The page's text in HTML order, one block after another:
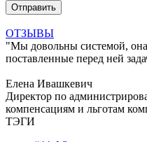
ОТЗЫВЫ
"Мы довольны системой, она
поставленные перед ней
Елена Ивашкевич
Директор по
компенсациям и льготам
ТЭГИ